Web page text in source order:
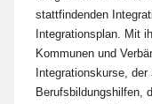
stattfindenden
Integrationsplan. Mit
Kommunen und
Integrationskurse,
Berufsbildungshilfen,